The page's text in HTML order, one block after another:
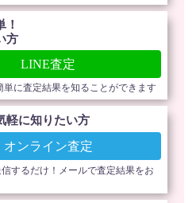
！
方
LINE査定
単に査定結果を知ることができます
軽に知りたい方
オンライン査定
するだけ！メールで査定結果をお